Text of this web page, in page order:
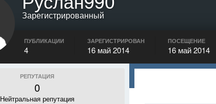
Зарегистрированный
ПУБЛИКАЦИИ
4
ЗАРЕГИСТРИРОВАН
16 май 2014
ПОСЕЩЕНИЕ
16 май 2014
РЕПУТАЦИЯ
0
Нейтральная репутация